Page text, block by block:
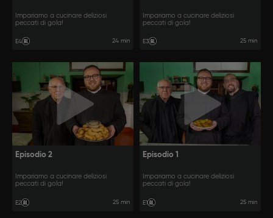
Impariamo a cucinare deliziosi
peccati di gola!
E4 24 min
Impariamo a cucinare deliziosi
peccati di gola!
E3 25 min
Episodio 2
Impariamo a cucinare deliziosi
peccati di gola!
E2 25 min
Episodio 1
Impariamo a cucinare deliziosi
peccati di gola!
E1 25 min